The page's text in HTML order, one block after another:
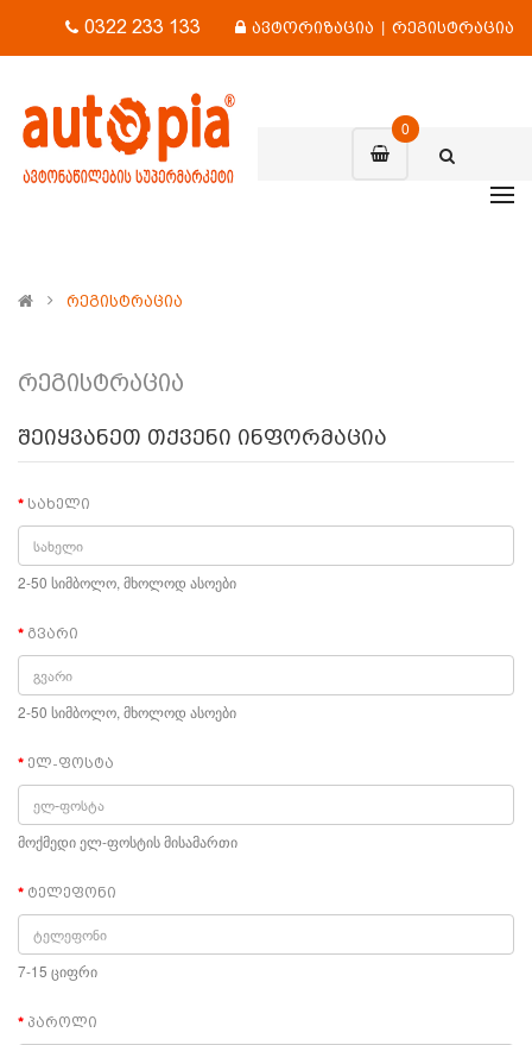
0322 233 133 ავტორიზაცია | რეგისტრაცია
0
Რეგისტრაცია
რეგისტრაცია
შეიყვანეთ თქვენი ინფორმაცია
სახელი
2-50 სიმბოლო, მხოლოდ ასოები
გვარი
2-50 სიმბოლო, მხოლოდ ასოები
ელ-ფოსტა
მოქმედი ელ-ფოსტის მისამართი
ტელეფონი
7-15 ციფრი
პაროლი